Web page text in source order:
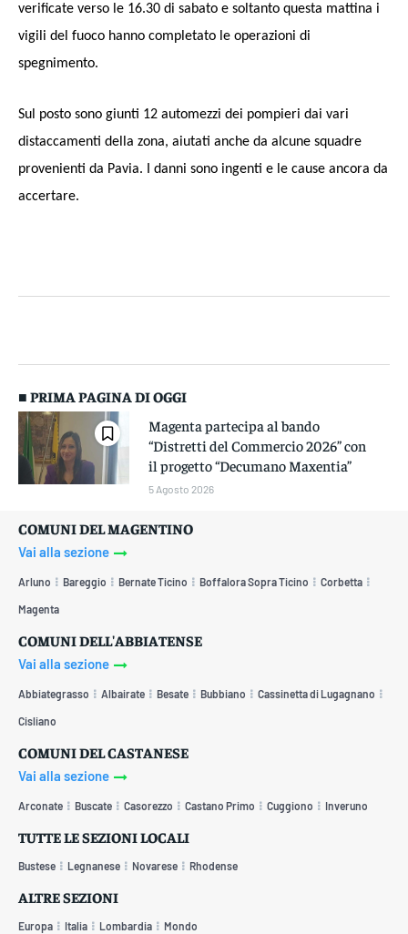
verificate verso le 16.30 di sabato e soltanto questa mattina i
vigili del fuoco hanno completato le operazioni di
spegnimento.
Sul posto sono giunti 12 automezzi dei pompieri dai vari
distaccamenti della zona, aiutati anche da alcune squadre
provenienti da Pavia. I danni sono ingenti e le cause ancora da
accertare.
■ PRIMA PAGINA DI OGGI
Magenta partecipa al bando
“Distretti del Commercio 2026” con
il progetto “Decumano Maxentia”
5 Agosto 2026
COMUNI DEL MAGENTINO
Vai alla sezione
Arluno Bareggio Bernate Ticino Boffalora Sopra Ticino Corbetta
Magenta
COMUNI DELL'ABBIATENSE
Vai alla sezione
Abbiategrasso Albairate Besate Bubbiano Cassinetta di Lugagnano
Cisliano
COMUNI DEL CASTANESE
Vai alla sezione
Arconate Buscate Casorezzo Castano Primo Cuggiono Inveruno
TUTTE LE SEZIONI LOCALI
Bustese Legnanese Novarese Rhodense
ALTRE SEZIONI
Europa Italia Lombardia Mondo